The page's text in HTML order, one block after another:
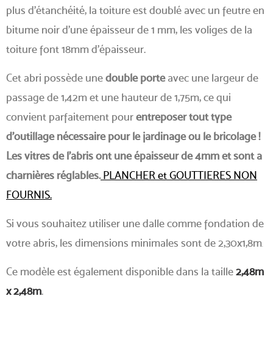
plus d'étanchéité, la toiture est doublé avec un feutre en
bitume noir d'une épaisseur de 1 mm, les voliges de la
toiture font 18mm d'épaisseur.
Cet abri possède unedouble porteavec une largeur de
passage de 1,42m et une hauteur de 1,75m, ce qui
convient parfaitement pourentreposer tout type
d'outillage nécessaire pour le jardinage ou le bricolage !
Les vitres de l'abris ont une épaisseur de 4mm et sont a
charnières réglables.PLANCHER et GOUTTIERES NON
FOURNIS.
Si vous souhaitez utiliser une dalle comme fondation de
votre abris, les dimensions minimales sont de 2,30x1,8m.
Ce modèle est également disponible dans la taille2,48m
x 2,48m.